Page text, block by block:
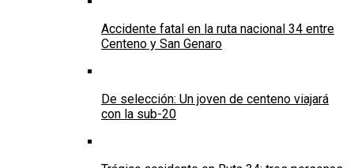
Accidente fatal en la ruta nacional 34 entre
Centeno y San Genaro
De selección: Un joven de centeno viajará
con la sub-20